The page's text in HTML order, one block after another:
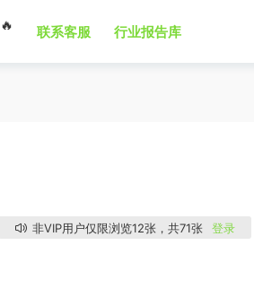
🔥 联系客服 行业报告库
非VIP用户仅限浏览12张，共71张 登录